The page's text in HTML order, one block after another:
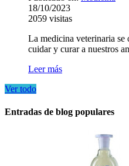
18/10/2023
2059 visitas
La medicina veterinaria se
cuidar y curar a nuestros
Leer más
Ver todo
Entradas de blog populares